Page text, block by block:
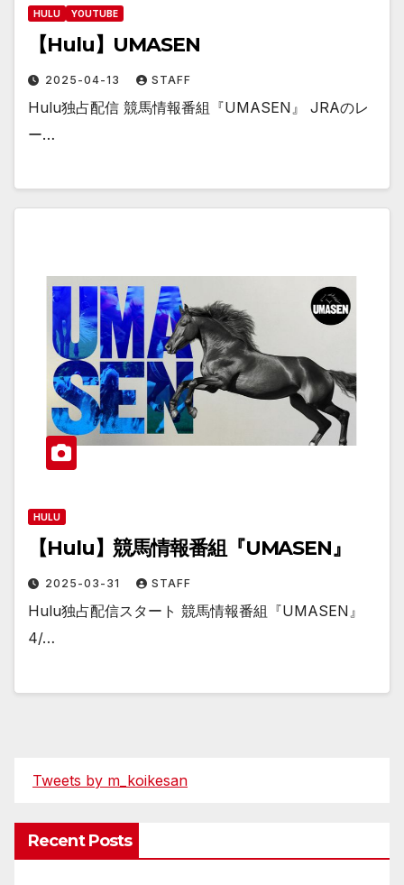
HULU YOUTUBE
【Hulu】UMASEN
2025-04-13 STAFF
Hulu独占配信 競馬情報番組『UMASEN』 JRAのレ
ー…
HULU
【Hulu】競馬情報番組『UMASEN』
2025-03-31 STAFF
Hulu独占配信スタート 競馬情報番組『UMASEN』
4/…
Tweets by m_koikesan
Recent Posts